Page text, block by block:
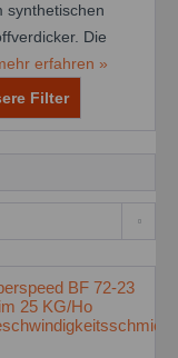
synthetischen
Die
erfahren »
Filter